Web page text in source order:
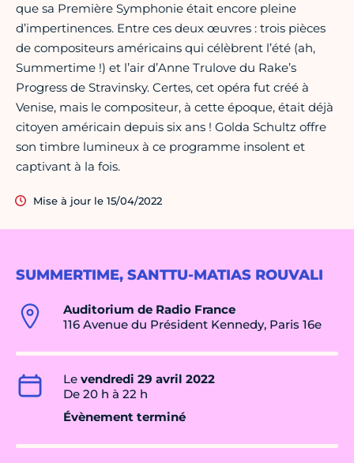
SUMMERTIME, SANTTU-MATIAS ROUVALI
Auditorium de Radio France
116 Avenue du Président Kennedy, Paris 16e
Le vendredi 29 avril 2022
De 20 h à 22 h
Évènement terminé
que sa Première Symphonie était encore pleine
d’impertinences. Entre ces deux œuvres : trois pièces
de compositeurs américains qui célèbrent l’été (ah,
Summertime !) et l’air d’Anne Trulove du Rake’s
Progress de Stravinsky. Certes, cet opéra fut créé à
Venise, mais le compositeur, à cette époque, était déjà
citoyen américain depuis six ans ! Golda Schultz offre
son timbre lumineux à ce programme insolent et
captivant à la fois.
Mise à jour le 15/04/2022